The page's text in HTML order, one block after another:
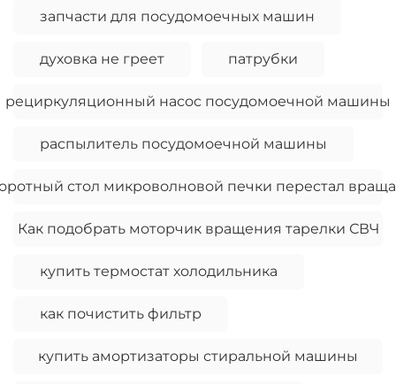
запчасти для посудомоечных машин
духовка не греет патрубки
рециркуляционный насос посудомоечной машины
распылитель посудомоечной машины
стол микроволновой печки перестал
Как подобрать моторчик вращения тарелки СВЧ
купить термостат холодильника
как почистить фильтр
купить амортизаторы стиральной машины